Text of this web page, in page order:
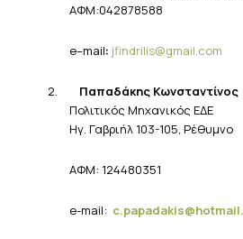
ΑΦΜ:042878588
e–mail: jfindrilis@gmail com
2.
Παπαδάκης Κωνσταντίνος
Πολιτικός Μηχανικός ΕΔΕ
Ηγ. Γαβριήλ 103-105, Ρέθυμνο
ΑΦΜ: 124480351
e-mail: